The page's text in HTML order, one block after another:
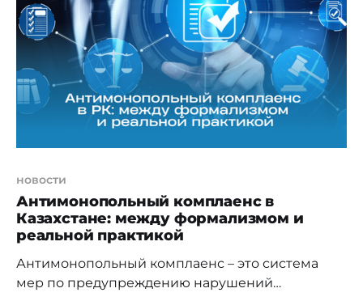
Киселёвым, генеральным директором ИТ-ГРАД
сфокусирован на решениях, которые можно
запустить в короткие сроки
новости
Антимонопольный комплаенс в
Казахстане: между формализмом и
реальной практикой
Антимонопольный комплаенс – это система
мер по предупреждению нарушений